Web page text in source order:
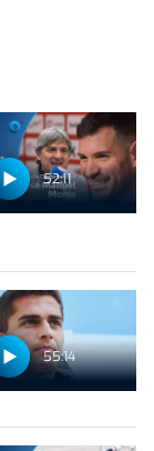
52:11
55:14